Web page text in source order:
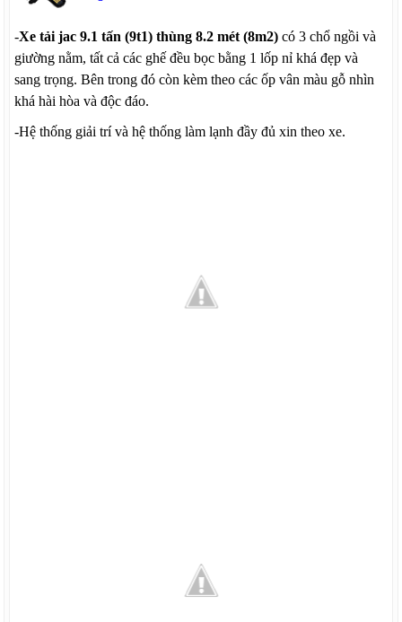
-Xe tải jac 9.1 tấn (9t1) thùng 8.2 mét (8m2) có 3 chổ ngồi và
giường nằm, tất cả các ghế đều bọc bằng 1 lốp nỉ khá đẹp và
sang trọng. Bên trong đó còn kèm theo các ốp vân màu gỗ nhìn
khá hài hòa và độc đáo.
-Hệ thống giải trí và hệ thống làm lạnh đầy đủ xin theo xe.